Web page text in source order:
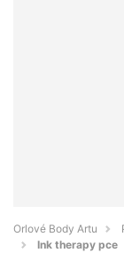
Orlové Body Artu
Ink therapy pce